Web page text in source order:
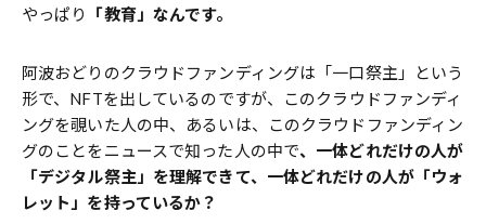
やっぱり 「教育」なんです。
阿波おどりのクラウドファンディングは「一口祭主」という
形で、NFTを出しているのですが、このクラウドファンディ
ングを覗いた人の中、あるいは、このクラウドファンディン
グのことをニュースで知った人の中で、一体どれだけの人が
「デジタル祭主」を理解できて、一体どれだけの人が「ウォ
レット」を持っているか？